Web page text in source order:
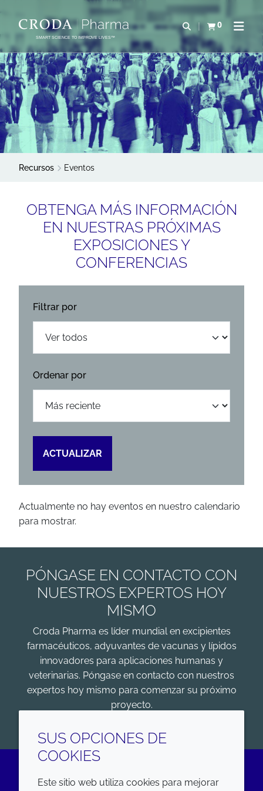
CONTENIDO
MENÚ
SMART SCIENCE TO IMPROVE LIVES™
Abrir0
Ver carritoAbrir
Recursos Eventos
OBTENGA MÁS INFORMACIÓN
EN NUESTRAS PRÓXIMAS
EXPOSICIONES Y
CONFERENCIAS
Filtrar por
Ordenar por
ACTUALIZAR
Actualmente no hay eventos en nuestro calendario
para mostrar.
PÓNGASE EN CONTACTO CON
NUESTROS EXPERTOS HOY
MISMO
Croda Pharma es líder mundial en excipientes
farmacéuticos, adyuvantes de vacunas y lípidos
innovadores para aplicaciones humanas y
veterinarias. Póngase en contacto con nuestros
expertos hoy mismo para comenzar su próximo
proyecto.
SUS OPCIONES DE
COOKIES
Este sitio web utiliza cookies para mejorar